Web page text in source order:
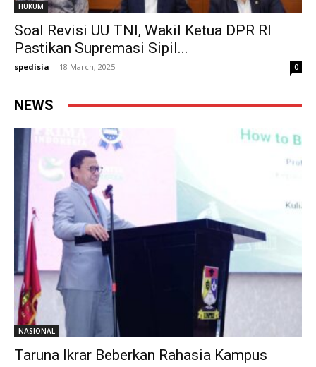
HUKUM
Soal Revisi UU TNI, Wakil Ketua DPR RI
Pastikan Supremasi Sipil...
spedisia - 18 March, 2025 0
NEWS
NASIONAL
Taruna Ikrar Beberkan Rahasia Kampus